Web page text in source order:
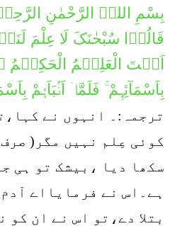
بِسْمِ اللہِ الرَّحْمٰنِ
قَالُوۡا سُبْحٰنَکَ لَا عِلْمَ لَنَاۤ
بِاَسْمَآئِہِمْ ۚ فَلَمَّاۤ اَنۡۢبَاَہُمْ
ترجمہ:۔ انہوں نے
کوئی عِلم نہیں مگر(
سکھا دیا ،بیشک تو ہی
ہے۔اس نے فرمایااے
بتلا دے،تو اس نے ان کو